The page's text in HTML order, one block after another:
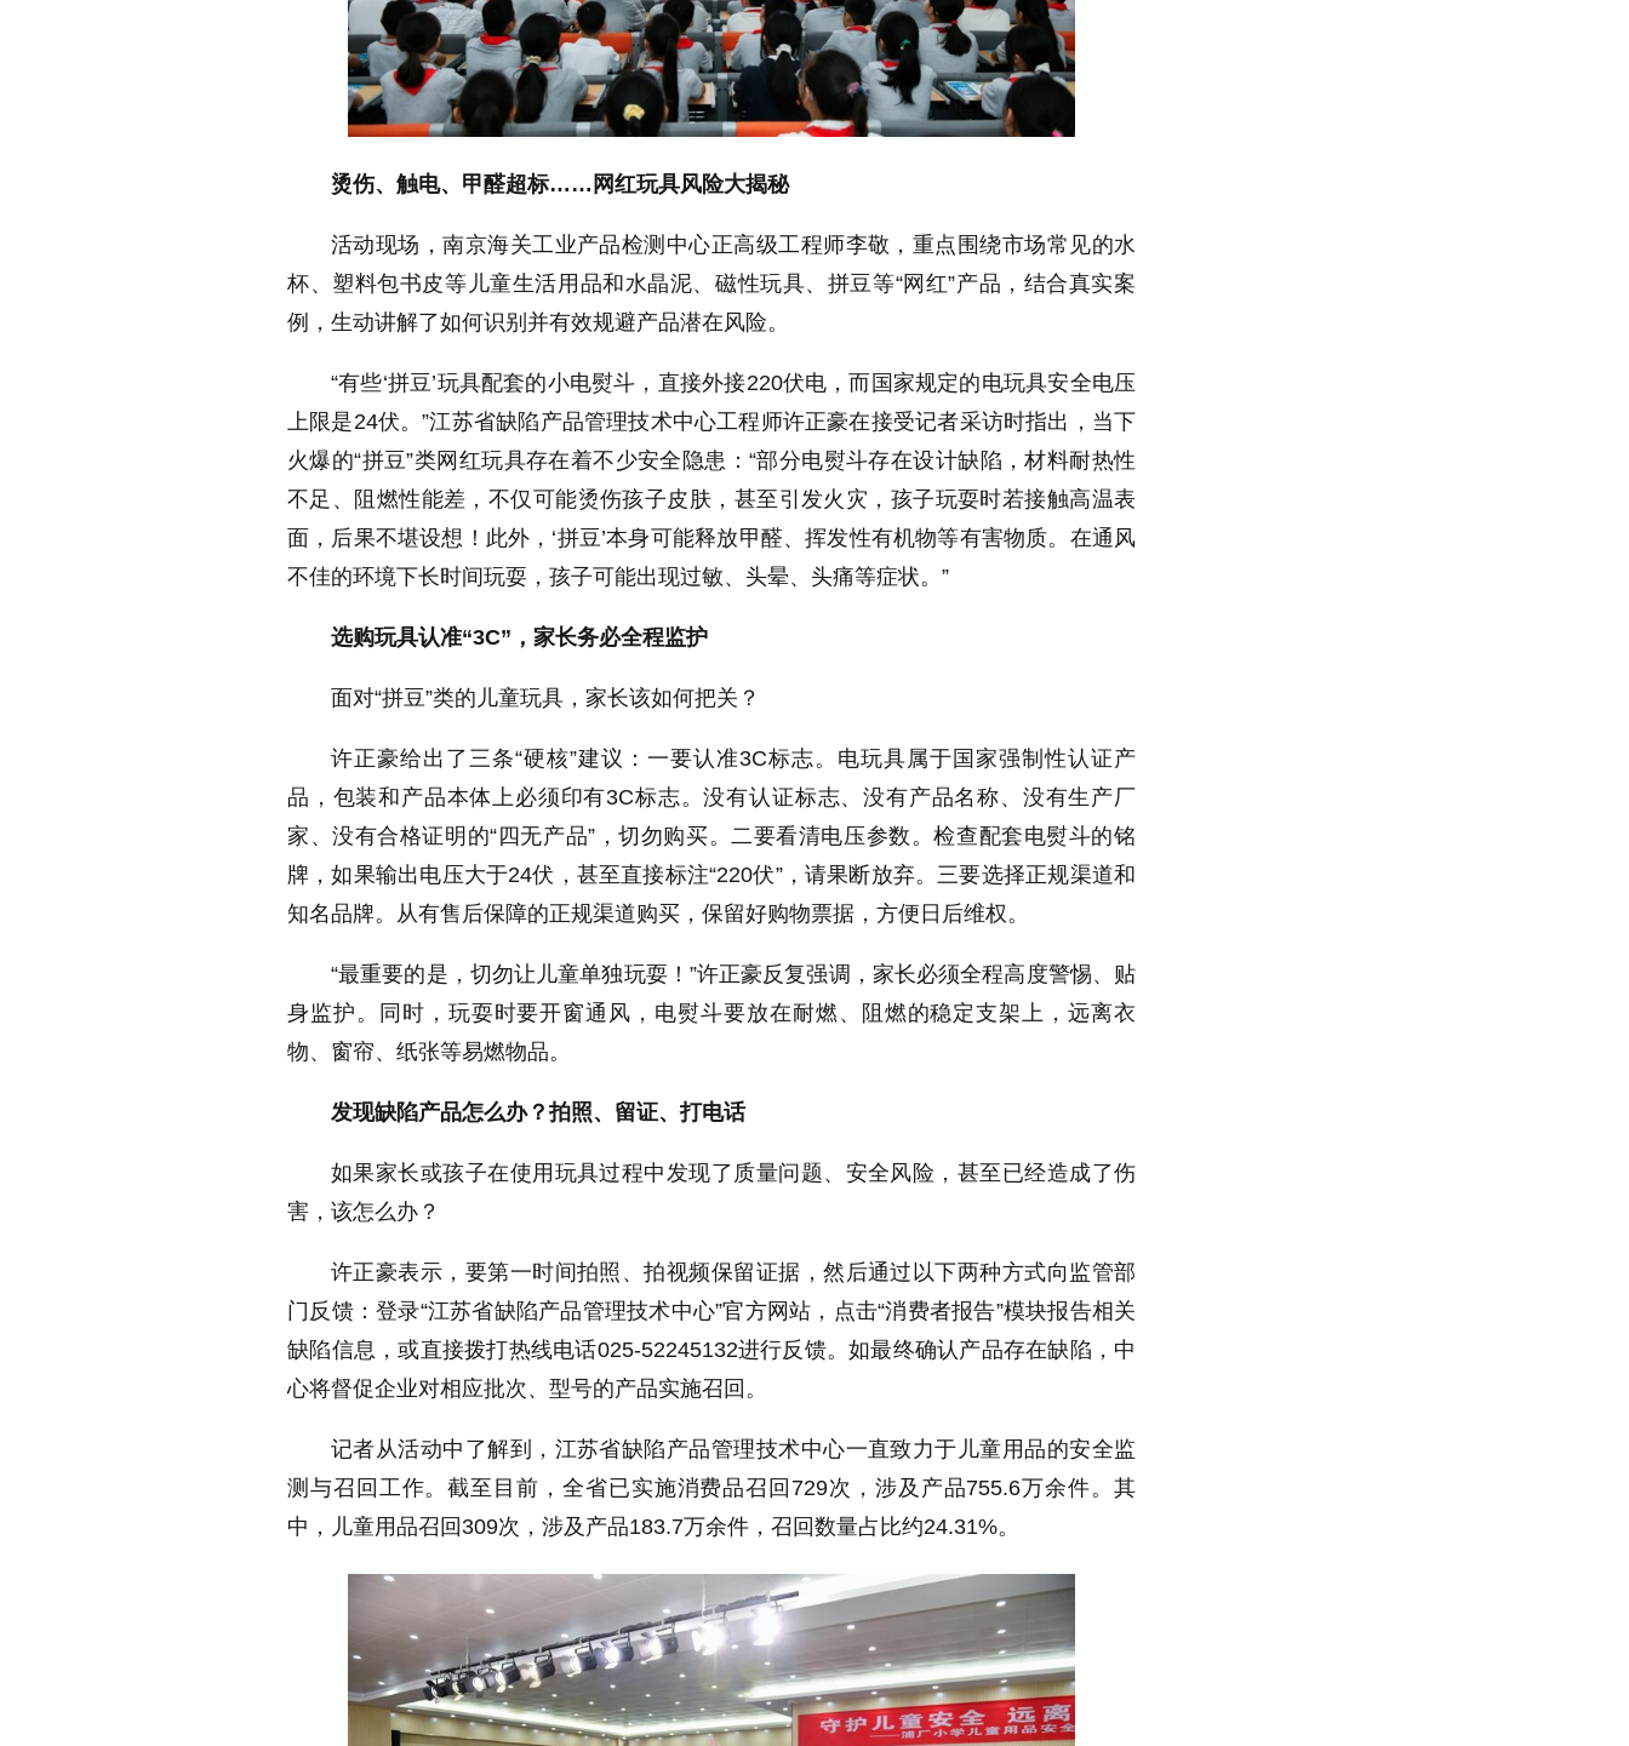
烫伤、触电、甲醛超标……网红玩具风险大揭秘
活动现场，南京海关工业产品检测中心正高级工程师李敬，重点围绕市场常见的水
杯、塑料包书皮等儿童生活用品和水晶泥、磁性玩具、拼豆等“网红”产品，结合真实案
例，生动讲解了如何识别并有效规避产品潜在风险。
“有些‘拼豆’玩具配套的小电熨斗，直接外接220伏电，而国家规定的电玩具安全电压
上限是24伏。”江苏省缺陷产品管理技术中心工程师许正豪在接受记者采访时指出，当下
火爆的“拼豆”类网红玩具存在着不少安全隐患：“部分电熨斗存在设计缺陷，材料耐热性
不足、阻燃性能差，不仅可能烫伤孩子皮肤，甚至引发火灾，孩子玩耍时若接触高温表
面，后果不堪设想！此外，‘拼豆’本身可能释放甲醛、挥发性有机物等有害物质。在通风
不佳的环境下长时间玩耍，孩子可能出现过敏、头晕、头痛等症状。”
选购玩具认准“3C”，家长务必全程监护
面对“拼豆”类的儿童玩具，家长该如何把关？
许正豪给出了三条“硬核”建议：一要认准3C标志。电玩具属于国家强制性认证产
品，包装和产品本体上必须印有3C标志。没有认证标志、没有产品名称、没有生产厂
家、没有合格证明的“四无产品”，切勿购买。二要看清电压参数。检查配套电熨斗的铭
牌，如果输出电压大于24伏，甚至直接标注“220伏”，请果断放弃。三要选择正规渠道和
知名品牌。从有售后保障的正规渠道购买，保留好购物票据，方便日后维权。
“最重要的是，切勿让儿童单独玩耍！”许正豪反复强调，家长必须全程高度警惕、贴
身监护。同时，玩耍时要开窗通风，电熨斗要放在耐燃、阻燃的稳定支架上，远离衣
物、窗帘、纸张等易燃物品。
发现缺陷产品怎么办？拍照、留证、打电话
如果家长或孩子在使用玩具过程中发现了质量问题、安全风险，甚至已经造成了伤
害，该怎么办？
许正豪表示，要第一时间拍照、拍视频保留证据，然后通过以下两种方式向监管部
门反馈：登录“江苏省缺陷产品管理技术中心”官方网站，点击“消费者报告”模块报告相关
缺陷信息，或直接拨打热线电话025-52245132进行反馈。如最终确认产品存在缺陷，中
心将督促企业对相应批次、型号的产品实施召回。
记者从活动中了解到，江苏省缺陷产品管理技术中心一直致力于儿童用品的安全监
测与召回工作。截至目前，全省已实施消费品召回729次，涉及产品755.6万余件。其
中，儿童用品召回309次，涉及产品183.7万余件，召回数量占比约24.31%。